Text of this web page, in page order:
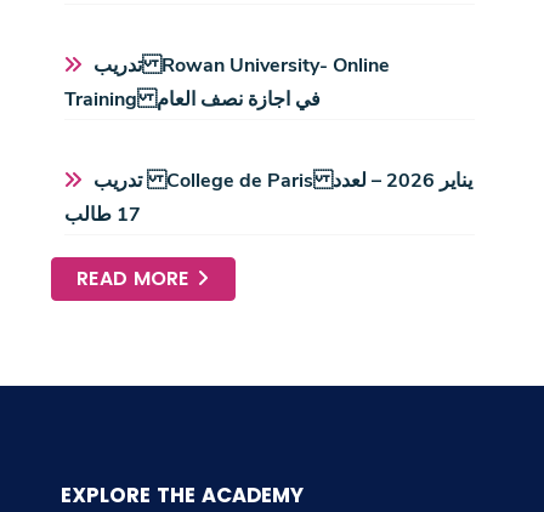
تدريب Rowan University- Online
Training في اجازة نصف العام
تدريب College de Paris يناير 2026 – لعدد
17 طالب
READ MORE
EXPLORE THE ACADEMY